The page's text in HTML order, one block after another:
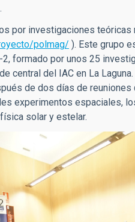
por investigaciones
polmag/ ). Este grupo
formado por unos 25
central del IAC en La
de dos días de
experimentos espaciales,
solar y estelar.